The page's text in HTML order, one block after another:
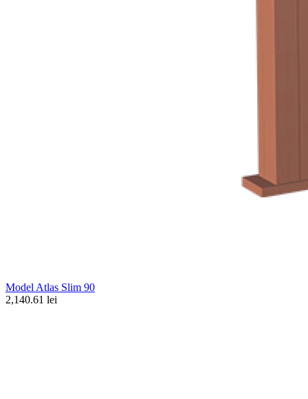
Model Atlas Slim 90
2,140.61 lei